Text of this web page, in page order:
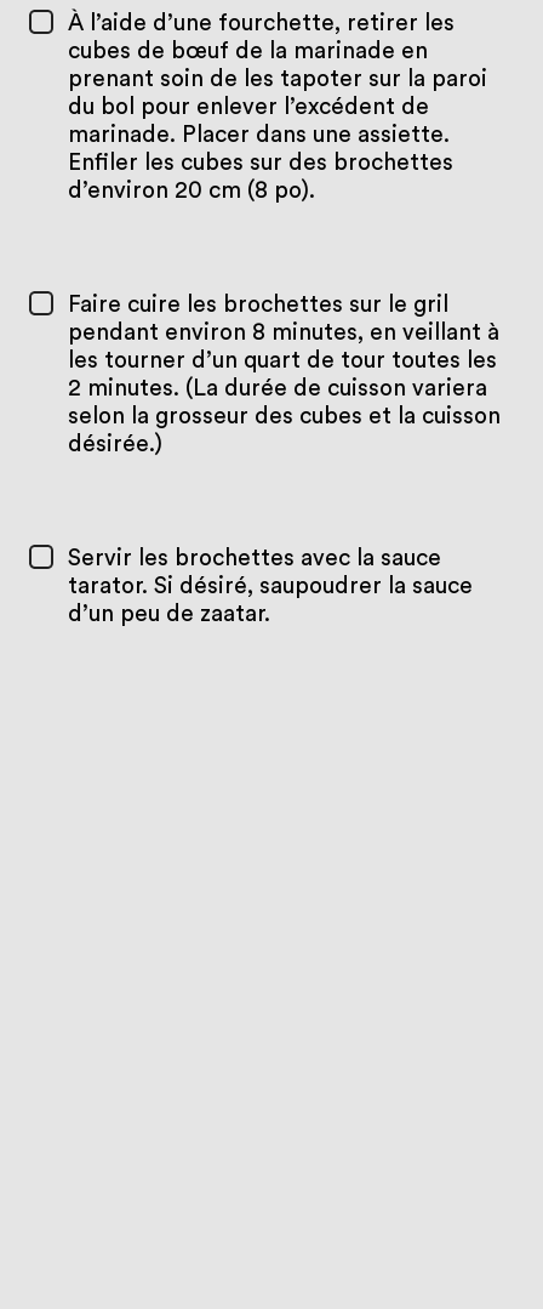
À l’aide d’une fourchette, retirer les
cubes de bœuf de la marinade en
prenant soin de les tapoter sur la paroi
du bol pour enlever l’excédent de
marinade. Placer dans une assiette.
Enfiler les cubes sur des brochettes
d’environ 20 cm (8 po).
Faire cuire les brochettes sur le gril
pendant environ 8 minutes, en veillant à
les tourner d’un quart de tour toutes les
2 minutes. (La durée de cuisson variera
selon la grosseur des cubes et la cuisson
désirée.)
Servir les brochettes avec la sauce
tarator. Si désiré, saupoudrer la sauce
d’un peu de zaatar.